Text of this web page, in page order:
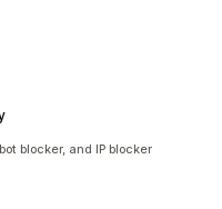
blocker, and IP blocker